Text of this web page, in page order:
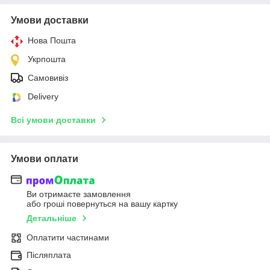
Умови доставки
Нова Пошта
Укрпошта
Самовивіз
Delivery
Всі умови доставки
Умови оплати
Ви отримаєте замовлення
або гроші повернуться на вашу картку
Детальніше
Оплатити частинами
Післяплата